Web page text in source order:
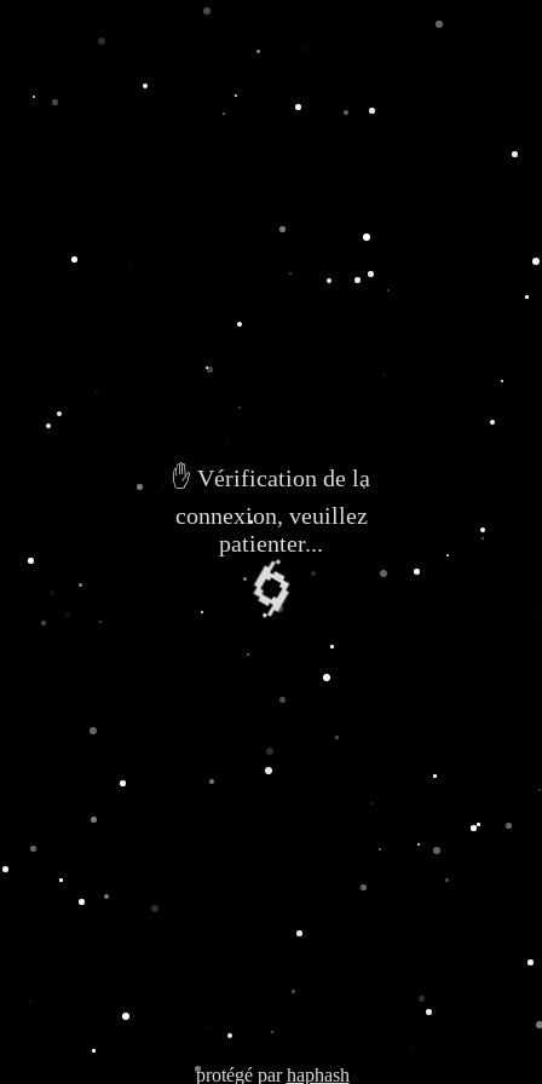
✋ Vérification de la
connexion, veuillez
patienter...
🌀
protégé parhaphash